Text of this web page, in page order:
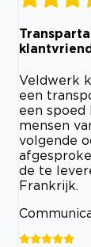
Veldwerk
een
een spoed
mensen
volgende
de te
Frankrijk.